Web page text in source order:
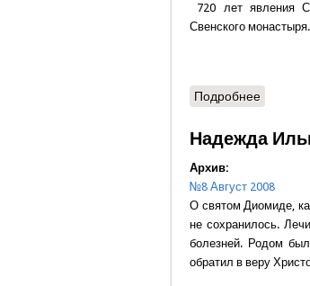
720 лет явления
Свенского монастыря.
Подробнее
Надежда
Архив:
№8 Август 2008
О святом Диомиде,
не сохранилось.
болезней. Родом
обратил в веру